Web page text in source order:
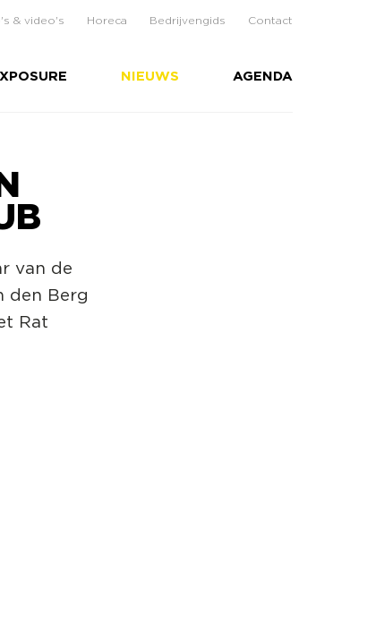
& video's Horeca Bedrijvengids Contact
NIEUWS AGENDA
van de
den Berg
Rat